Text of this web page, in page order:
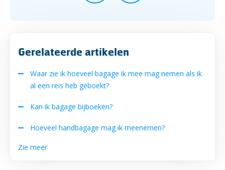
Gerelateerde artikelen
Waar zie ik hoeveel bagage ik mee mag nemen als ik
al een reis heb geboekt?
Kan ik bagage bijboeken?
Hoeveel handbagage mag ik meenemen?
Zie meer